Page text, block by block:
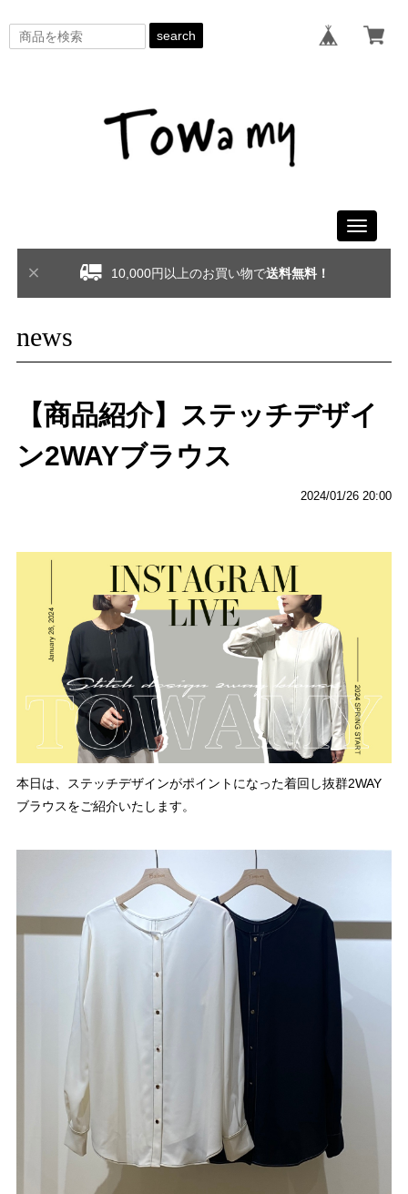
search
Toggle
10,000円以上のお買い物で送料無料！
news
【商品紹介】ステッチデザイ
ン2WAYブラウス
2024/01/26 20:00
本日は、ステッチデザインがポイントになった着回し抜群2WAY
ブラウスをご紹介いたします。